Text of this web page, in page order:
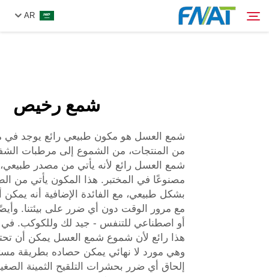
AR
شمع رخيص
شمع العسل هو مكون طبيعي رائع يوجد في
شمع العسل رائع لأنه يأتي من مصدر طبيعي،
مصنوعًا في المختبر. هذا المكون يأتي من
بشكل طبيعي، مع الفائدة الإضافية أنه يمكن
مع مرور الوقت دون أي ضرر على بيئتنا.
أو اصطناعي للتنفس - جيد لك وللكوكب.
هذا رائع لأن شموع شمع العسل يمكن أن
وهي مورد لا نهائي يمكن حصاده بطريقة
إلحاق أي ضرر بحشرات التلقيح الثمينة